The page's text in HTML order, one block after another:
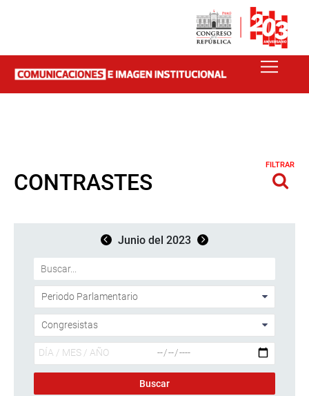
CONTRASTES
FILTRAR
Junio del 2023